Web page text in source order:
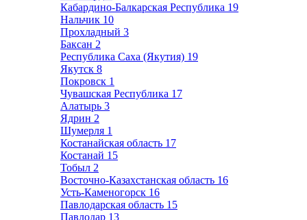
Кабардино-Балкарская Республика 19
Нальчик 10
Прохладный 3
Баксан 2
Республика Саха (Якутия) 19
Якутск 8
Покровск 1
Чувашская Республика 17
Алатырь 3
Ядрин 2
Шумерля 1
Костанайская область 17
Костанай 15
Тобыл 2
Восточно-Казахстанская область 16
Усть-Каменогорск 16
Павлодарская область 15
Павлодар 13